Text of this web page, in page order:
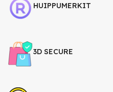
HUIPPUMERKIT
3D SECURE